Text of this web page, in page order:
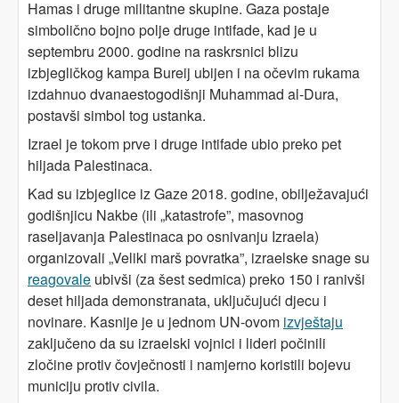
Hamas i druge militantne skupine. Gaza postaje
simbolično bojno polje druge intifade, kad je u
septembru 2000. godine na raskrsnici blizu
izbjegličkog kampa Bureij ubijen i na očevim rukama
izdahnuo dvanaestogodišnji Muhammad al-Dura,
postavši simbol tog ustanka.
Izrael je tokom prve i druge intifade ubio preko pet
hiljada Palestinaca.
Kad su izbjeglice iz Gaze 2018. godine, obilježavajući
godišnjicu Nakbe (ili „katastrofe”, masovnog
raseljavanja Palestinaca po osnivanju Izraela)
organizovali „Veliki marš povratka”, izraelske snage su
reagovale ubivši (za šest sedmica) preko 150 i ranivši
deset hiljada demonstranata, uključujući djecu i
novinare. Kasnije je u jednom UN-ovom izvještaju
zaključeno da su izraelski vojnici i lideri počinili
zločine protiv čovječnosti i namjerno koristili bojevu
municiju protiv civila.